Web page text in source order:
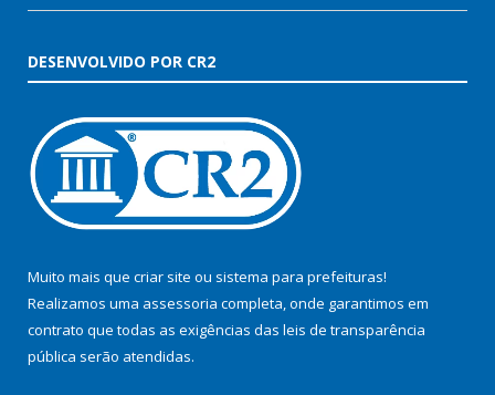
DESENVOLVIDO POR CR2
Muito mais que criar site ou sistema para prefeituras!
Realizamos uma assessoria completa, onde garantimos em
contrato que todas as exigências das leis de transparência
pública serão atendidas.